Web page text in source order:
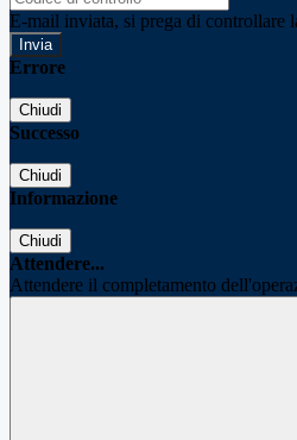
E-mail inviata, si prega di controllare
Errore
Chiudi
Successo
Chiudi
Informazione
Chiudi
Attendere...
Attendere il completamento